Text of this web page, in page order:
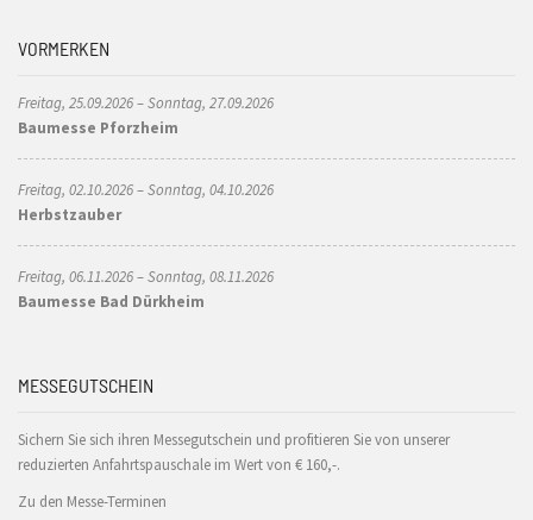
VORMERKEN
Freitag, 25.09.2026 – Sonntag, 27.09.2026
Baumesse Pforzheim
Freitag, 02.10.2026 – Sonntag, 04.10.2026
Herbstzauber
Freitag, 06.11.2026 – Sonntag, 08.11.2026
Baumesse Bad Dürkheim
MESSEGUTSCHEIN
Sichern Sie sich ihren Messegutschein und profitieren Sie von unserer
reduzierten Anfahrtspauschale im Wert von € 160,-.
Zu den Messe-Terminen